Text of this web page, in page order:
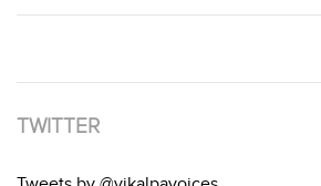
TWITTER